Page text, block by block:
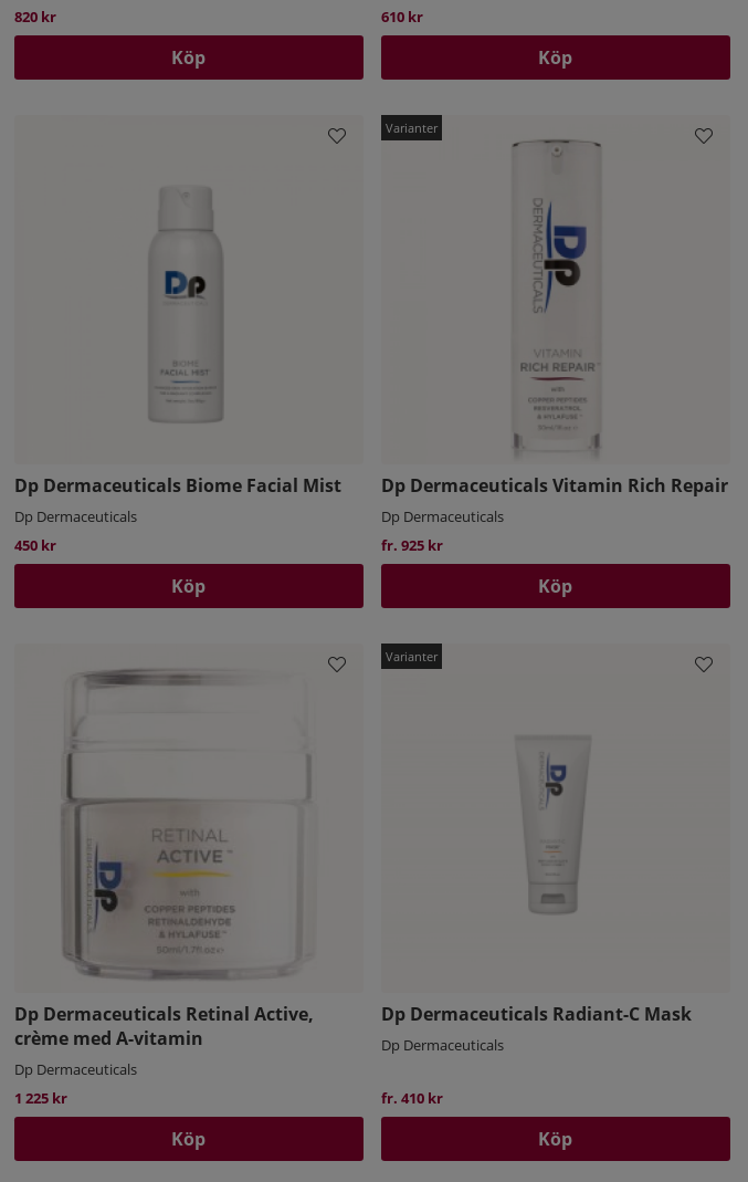
820 kr
Köp
610 kr
Köp
Dp Dermaceuticals Biome Facial Mist
Dp Dermaceuticals
450 kr
Köp
Dp Dermaceuticals Vitamin Rich Repair
Dp Dermaceuticals
fr. 925 kr
Köp
Dp Dermaceuticals Retinal Active,
crème med A-vitamin
Dp Dermaceuticals
1 225 kr
Köp
Dp Dermaceuticals Radiant-C Mask
Dp Dermaceuticals
fr. 410 kr
Köp